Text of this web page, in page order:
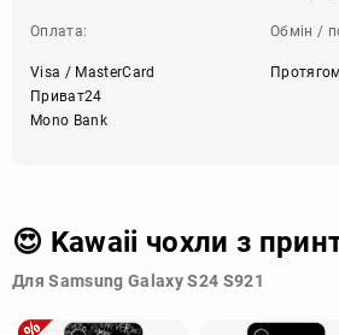
Оплата:
Visa / MasterCard
Приват24
Mono Bank
Обмін /
😍 Kawaii чохли з
Для Samsung Galaxy S24 S921